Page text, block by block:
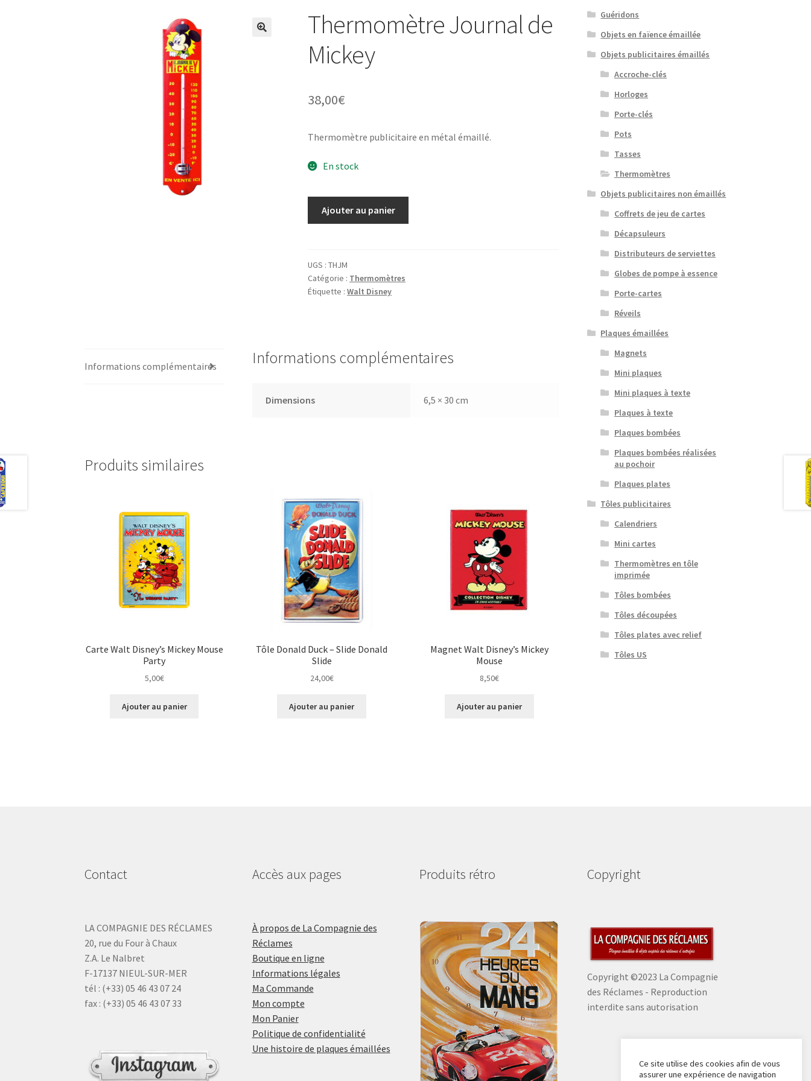
Thermomètre Journal de
Mickey
38,00€
Thermomètre publicitaire en métal émaillé.
En stock
de
Mickey
Ajouter au panier
UGS :THJM
Catégorie : Thermomètres
Étiquette :Walt Disney
Informations complémentaires Informations complémentaires
Dimensions 6,5 × 30 cm
Produits similaires
Carte Walt Disney’s Mickey Mouse
Party
5,00€
Ajouter au panier
Tôle Donald Duck – Slide Donald
Slide
24,00€
Ajouter au panier
Magnet Walt Disney’s Mickey
Mouse
8,50€
Ajouter au panier
Guéridons
Objets en faïence émaillée
Objets publicitaires émaillés
Accroche-clés
Horloges
Porte-clés
Pots
Tasses
Thermomètres
Objets publicitaires non émaillés
Coffrets de jeu de cartes
Décapsuleurs
Distributeurs de serviettes
Globes de pompe à essence
Porte-cartes
Réveils
Plaques émaillées
Magnets
Mini plaques
Mini plaques à texte
Plaques à texte
Plaques bombées
Plaques bombées réalisées
au pochoir
Plaques plates
Tôles publicitaires
Calendriers
Mini cartes
Thermomètres en tôle
imprimée
Tôles bombées
Tôles découpées
Tôles plates avec relief
Tôles US
Contact
LA COMPAGNIE DES RÉCLAMES
20, rue du Four à Chaux
Z.A. Le Nalbret
F-17137 NIEUL-SUR-MER
tél : (+33) 05 46 43 07 24
fax : (+33) 05 46 43 07 33
Accès aux pages
À propos de La Compagnie des
Réclames
Boutique en ligne
Informations légales
Ma Commande
Mon compte
Mon Panier
Politique de confidentialité
Une histoire de plaques émaillées
Produits rétro Copyright
Copyright ©2023 La Compagnie
des Réclames - Reproduction
interdite sans autorisation
Ce site utilise des cookies afin de vous
assurer une expérience de navigation